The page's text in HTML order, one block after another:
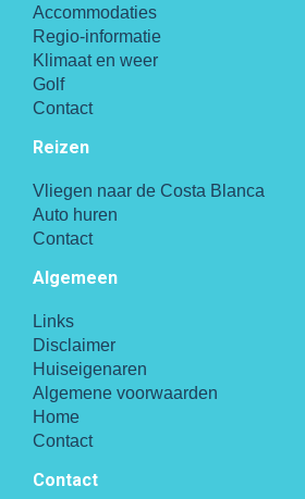
Accommodaties
Regio-informatie
Klimaat en weer
Golf
Contact
Reizen
Vliegen naar de Costa Blanca
Auto huren
Contact
Algemeen
Links
Disclaimer
Huiseigenaren
Algemene voorwaarden
Home
Contact
Contact